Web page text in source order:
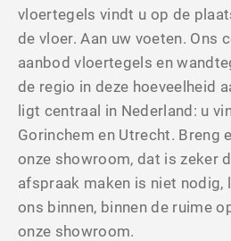
vloertegels vindt u op de
de vloer. Aan uw voeten. Ons
aanbod vloertegels en
de regio in deze hoeveelheid
ligt centraal in Nederland: u
Gorinchem en Utrecht. Breng
onze showroom, dat is zeker
afspraak maken is niet nodig,
ons binnen, binnen de ruime
onze showroom.